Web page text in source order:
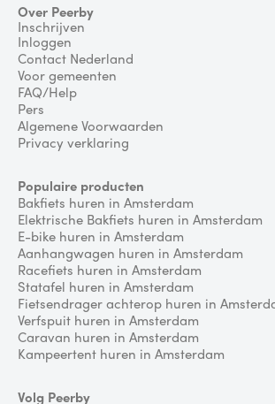
Over Peerby
Inschrijven
Inloggen
Contact Nederland
Voor gemeenten
FAQ/Help
Pers
Algemene Voorwaarden
Privacy verklaring
Populaire producten
Bakfiets huren in Amsterdam
Elektrische Bakfiets huren in Amsterdam
E-bike huren in Amsterdam
Aanhangwagen huren in Amsterdam
Racefiets huren in Amsterdam
Statafel huren in Amsterdam
Fietsendrager achterop huren in
Verfspuit huren in Amsterdam
Caravan huren in Amsterdam
Kampeertent huren in Amsterdam
Volg Peerby